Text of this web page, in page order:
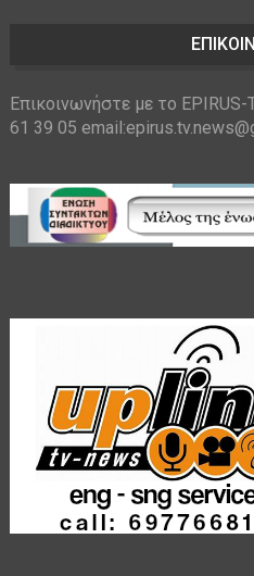
Επικοινωνήστε με το
61 39 05